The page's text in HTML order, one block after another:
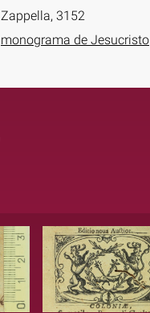
Zappella, 3152
monograma de Jesucristo